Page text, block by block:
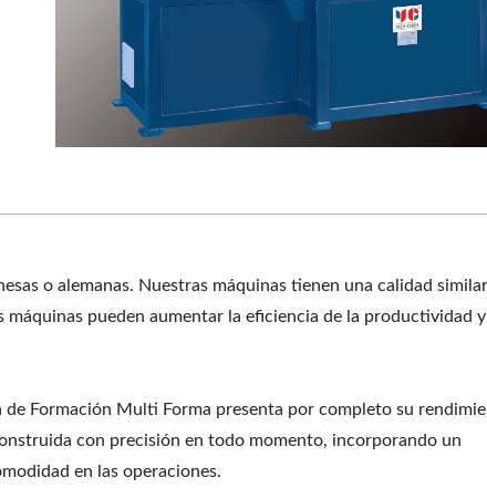
o alemanas. Nuestras máquinas tienen una calidad similar
pueden aumentar la eficiencia de la productividad y
de Formación Multi Forma presenta por completo su
con precisión en todo momento, incorporando un
en las operaciones.